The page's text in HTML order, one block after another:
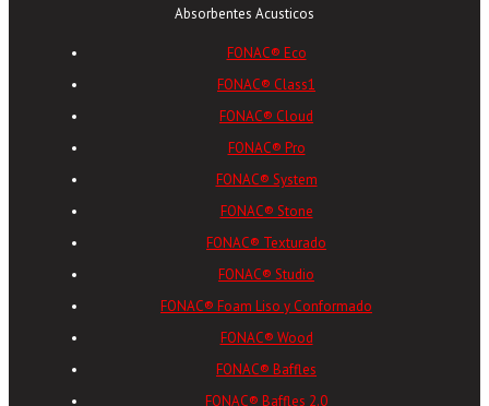
Absorbentes Acusticos
FONAC® Eco
FONAC® Class1
FONAC® Cloud
FONAC® Pro
FONAC® System
FONAC® Stone
FONAC® Texturado
FONAC® Studio
FONAC® Foam Liso y Conformado
FONAC® Wood
FONAC® Baffles
FONAC® Baffles 2.0